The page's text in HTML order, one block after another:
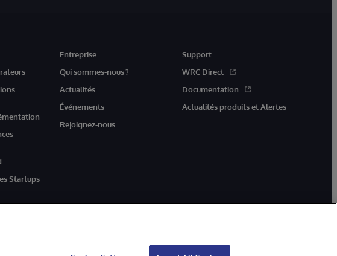
Startups
Entreprise
Qui sommes-nous ?
Actualités
Événements
Rejoignez-nous
Support
WRC Direct
Documentation
Actualités produits et Alertes